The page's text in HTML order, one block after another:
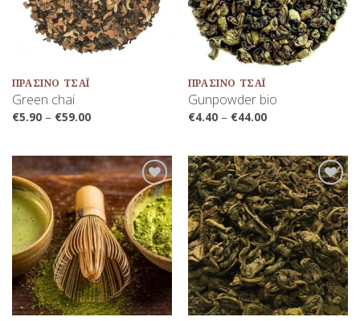
ΠΡΆΣΙΝΟ ΤΣΆΙ
Green chai
€5.90– €59.00
ΠΡΆΣΙΝΟ ΤΣΆΙ
Gunpowder bio
€4.40– €44.00
Προσθήκη
στη Λίστα
Αγαπημένων
Προσθήκη
στη Λίστα
Αγαπημένων